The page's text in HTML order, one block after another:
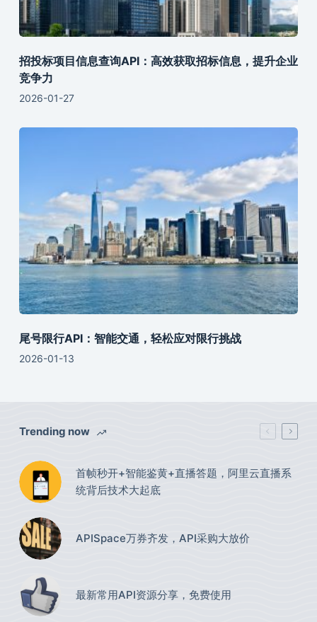
招投标项目信息查询API：高效获取招标信息，提升企业
竞争力
2026-01-27
尾号限行API：智能交通，轻松应对限行挑战
2026-01-13
Trending now
首帧秒开+智能鉴黄+直播答题，阿里云直播系
统背后技术大起底
APISpace万券齐发，API采购大放价
最新常用API资源分享，免费使用​